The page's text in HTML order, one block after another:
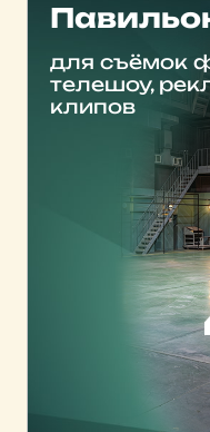
для съёмок
телешоу,
клипов